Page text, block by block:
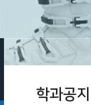
학과공지